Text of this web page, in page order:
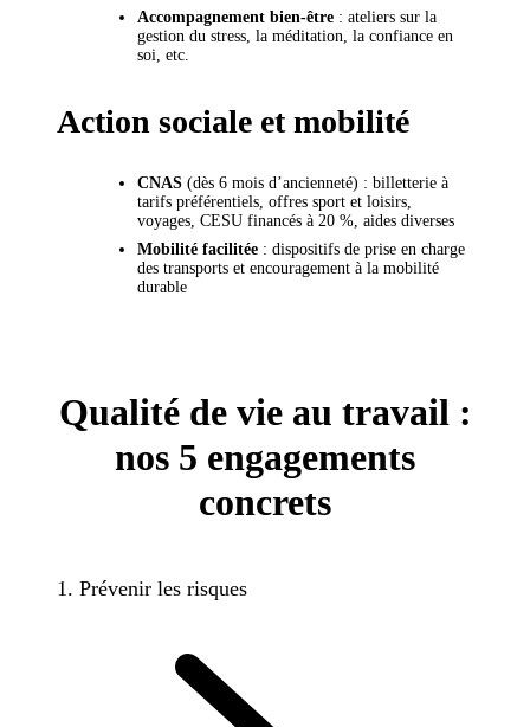
Accompagnement bien-être : ateliers sur la
gestion du stress, la méditation, la confiance en
soi, etc.
Action sociale et mobilité
CNAS (dès 6 mois d’ancienneté) : billetterie à
tarifs préférentiels, offres sport et loisirs,
voyages, CESU financés à 20 %, aides diverses
Mobilité facilitée : dispositifs de prise en charge
des transports et encouragement à la mobilité
durable
Qualité de vie au travail :
nos 5 engagements
concrets
1. Prévenir les risques